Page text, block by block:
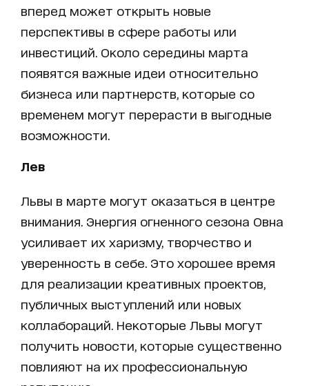
вперед может открыть новые
перспективы в сфере работы или
инвестиций. Около середины марта
появятся важные идеи относительно
бизнеса или партнерств, которые со
временем могут перерасти в выгодные
возможности.
Лев
Львы в марте могут оказаться в центре
внимания. Энергия огненного сезона Овна
усиливает их харизму, творчество и
уверенность в себе. Это хорошее время
для реализации креативных проектов,
публичных выступлений или новых
коллабораций. Некоторые Львы могут
получить новости, которые существенно
повлияют на их профессиональную